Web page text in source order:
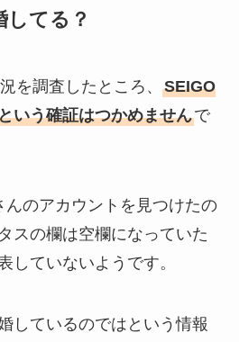
してる？
を調査したところ、 SEIGO
いう確証はつかめませんで
んのアカウントを見つけたの
スの欄は空欄になっていた
していないようです。
しているのではという情報